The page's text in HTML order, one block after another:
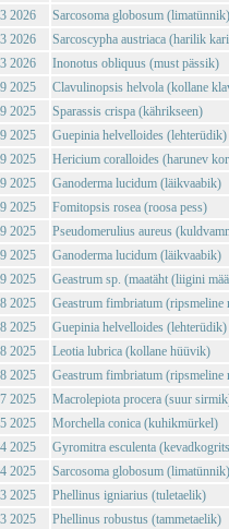
2026
Sarcosoma globosum (limatünnik)
2026
Sarcoscypha austriaca (harilik
2026
Inonotus obliquus (must pässik)
2025
Clavulinopsis helvola (kollane
2025
Sparassis crispa (kährikseen)
2025
Guepinia helvelloides (lehterüdik)
2025
Hericium coralloides (harunev
2025
Ganoderma lucidum (läikvaabik)
2025
Fomitopsis rosea (roosa pess)
2025
Pseudomerulius aureus
2025
Ganoderma lucidum (läikvaabik)
2025
Geastrum sp. (maatäht (liigini
2025
Geastrum fimbriatum (ripsmeline
2025
Guepinia helvelloides (lehterüdik)
2025
Leotia lubrica (kollane hüüvik)
2025
Geastrum fimbriatum (ripsmeline
2025
Macrolepiota procera (suur
2025
Morchella conica (kuhikmürkel)
2025
Gyromitra esculenta
2025
Sarcosoma globosum (limatünnik)
2025
Phellinus igniarius (tuletaelik)
2025
Phellinus robustus (tammetaelik)